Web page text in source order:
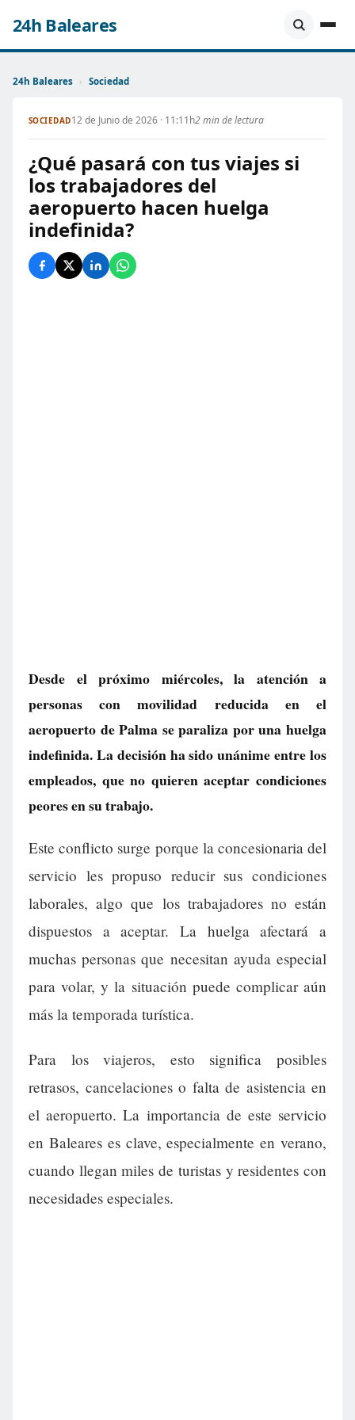
24h Baleares
24h Baleares › Sociedad
SOCIEDAD12 de Junio de 2026 · 11:11h2 min de lectura
¿Qué pasará con tus viajes si
los trabajadores del
aeropuerto hacen huelga
indefinida?
Desde el próximo miércoles, la atención a
personas con movilidad reducida en el
aeropuerto de Palma se paraliza por una huelga
indefinida. La decisión ha sido unánime entre los
empleados, que no quieren aceptar condiciones
peores en su trabajo.
Este conflicto surge porque la concesionaria del
servicio les propuso reducir sus condiciones
laborales, algo que los trabajadores no están
dispuestos a aceptar. La huelga afectará a
muchas personas que necesitan ayuda especial
para volar, y la situación puede complicar aún
más la temporada turística.
Para los viajeros, esto significa posibles
retrasos, cancelaciones o falta de asistencia en
el aeropuerto. La importancia de este servicio
en Baleares es clave, especialmente en verano,
cuando llegan miles de turistas y residentes con
necesidades especiales.